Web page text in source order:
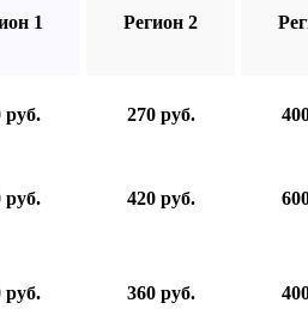
1 Регион 2
руб. 270 руб.
руб. 420 руб.
руб. 360 руб.